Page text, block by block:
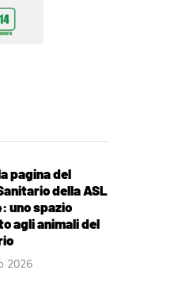
pagina del
della ASL
uno spazio
agli animali del
2026